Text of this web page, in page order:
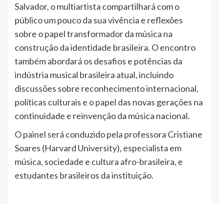
Salvador, o multiartista compartilhará com o
público um pouco da sua vivência e reflexões
sobre o papel transformador da música na
construção da identidade brasileira. O encontro
também abordará os desafios e potências da
indústria musical brasileira atual, incluindo
discussões sobre reconhecimento internacional,
políticas culturais e o papel das novas gerações na
continuidade e reinvenção da música nacional.
O painel será conduzido pela professora Cristiane
Soares (Harvard University), especialista em
música, sociedade e cultura afro-brasileira, e
estudantes brasileiros da instituição.